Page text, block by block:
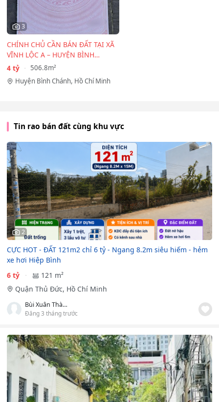
3
CHÍNH CHỦ CẦN BÁN ĐẤT TẠI XÃ
VĨNH LỘC A – HUYỆN BÌNH
CHÁNH
4 tỷ
506.8m²
Huyện Bình Chánh, Hồ Chí Minh
Tin rao bán đất cùng khu vực
2
CỰC HOT - ĐẤT 121m2 chỉ 6 tỷ - Ngang 8.2m siêu hiếm - hẻm
xe hơi Hiệp Bình
6 tỷ
121 m²
Quận Thủ Đức, Hồ Chí Minh
Bùi Xuân Thành
Đăng 3 tháng trước